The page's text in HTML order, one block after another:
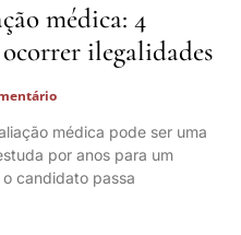
médica: 4
ilegalidades
médica pode ser uma
por anos para um
candidato passa